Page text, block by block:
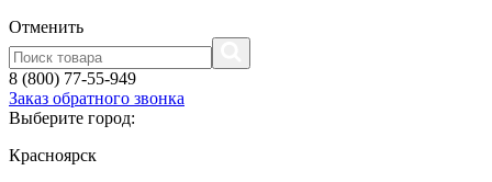
Отменить
8 (800) 77-55-949
Заказ обратного звонка
Выберите город:
Красноярск